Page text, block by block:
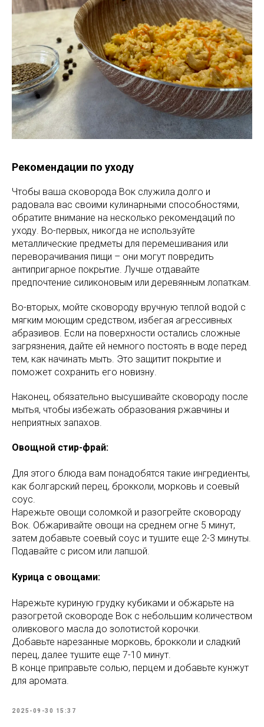
Рекомендации по уходу
Чтобы ваша сковорода Вок служила долго и
радовала вас своими кулинарными способностями,
обратите внимание на несколько рекомендаций по
уходу. Во-первых, никогда не используйте
металлические предметы для перемешивания или
переворачивания пищи – они могут повредить
антипригарное покрытие. Лучше отдавайте
предпочтение силиконовым или деревянным лопаткам.
Во-вторых, мойте сковороду вручную теплой водой с
мягким моющим средством, избегая агрессивных
абразивов. Если на поверхности остались сложные
загрязнения, дайте ей немного постоять в воде перед
тем, как начинать мыть. Это защитит покрытие и
поможет сохранить его новизну.
Наконец, обязательно высушивайте сковороду после
мытья, чтобы избежать образования ржавчины и
неприятных запахов.
Овощной стир-фрай:
Для этого блюда вам понадобятся такие ингредиенты,
как болгарский перец, брокколи, морковь и соевый
соус.
Нарежьте овощи соломкой и разогрейте сковороду
Вок. Обжаривайте овощи на среднем огне 5 минут,
затем добавьте соевый соус и тушите еще 2-3 минуты.
Подавайте с рисом или лапшой.
Курица с овощами:
Нарежьте куриную грудку кубиками и обжарьте на
разогретой сковороде Вок с небольшим количеством
оливкового масла до золотистой корочки.
Добавьте нарезанные морковь, брокколи и сладкий
перец, далее тушите еще 7-10 минут.
В конце приправьте солью, перцем и добавьте кунжут
для аромата.
2025-09-30 15:37